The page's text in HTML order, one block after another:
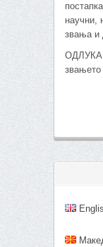
научни,
звања и
ОДЛУКА